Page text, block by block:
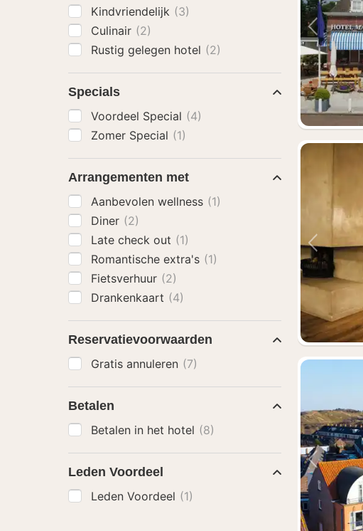
Kindvriendelijk (3)
Culinair (2)
Rustig gelegen hotel (2)
Specials
Voordeel Special (4)
Zomer Special (1)
Arrangementen met
Aanbevolen wellness (1)
Diner (2)
Late check out (1)
Romantische extra's (1)
Fietsverhuur (2)
Drankenkaart (4)
Reservatievoorwaarden
Gratis annuleren (7)
Betalen
Betalen in het hotel (8)
Leden Voordeel
Leden Voordeel (1)